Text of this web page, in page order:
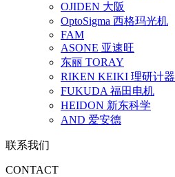
OJIDEN 大阪
OptoSigma 西格玛光机
FAM
ASONE 亚速旺
东丽 TORAY
RIKEN KEIKI 理研计器
FUKUDA 福田电机
HEIDON 新东科学
AND 爱安德
联系我们
CONTACT